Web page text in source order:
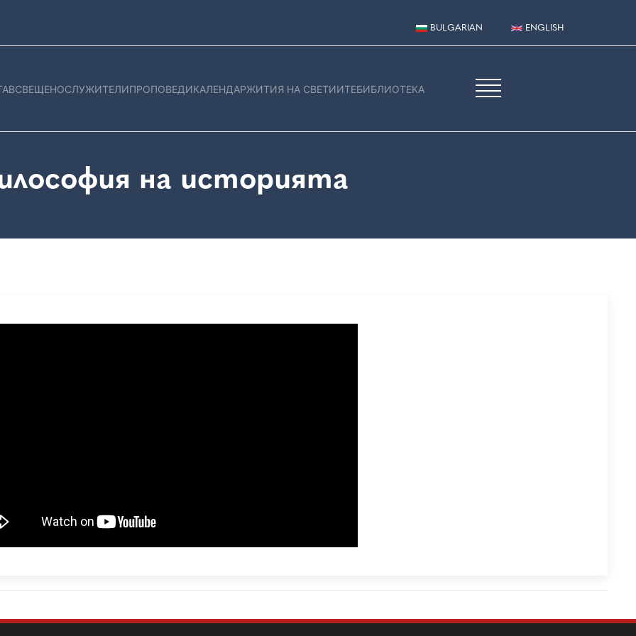
BULGARIAN ENGLISH
СВЕЩЕНОСЛУЖИТЕЛИПРОПОВЕДИКАЛЕНДАРЖИТИЯ НА СВЕТИИТЕБИБЛИОТЕКА
на историята